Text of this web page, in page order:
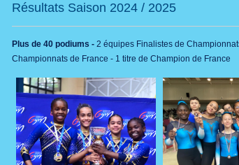
Résultats Saison 2024 / 2025
Plus de 40 podiums - 2 équipes Finalistes de
Championnats de France - 1 titre de Champion de France